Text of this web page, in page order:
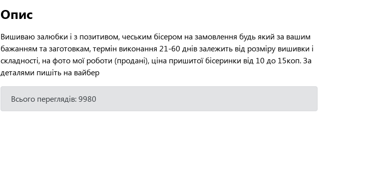
Опис
Вишиваю залюбки і з позитивом, чеським бісером на замовлення будь який за вашим
бажанням та заготовкам, термін виконання 21-60 днів залежить від розміру вишивки і
складності, на фото мої роботи (продані), ціна пришитої бісеринки від 10 до 15коп. За
деталями пишіть на вайбер
Всього переглядів: 9980